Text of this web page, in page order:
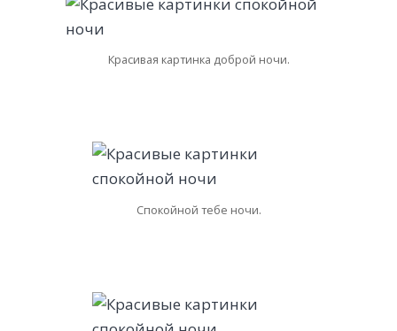
Красивая картинка доброй ночи.
Спокойной тебе ночи.